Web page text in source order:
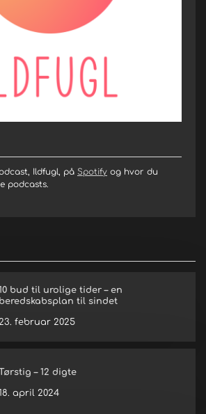
Ildfugl, på Spotify og hvor du
podcasts.
bud til urolige tider – en
beredskabsplan til sindet
23. februar 2025
Tørstig – 12 digte
april 2024